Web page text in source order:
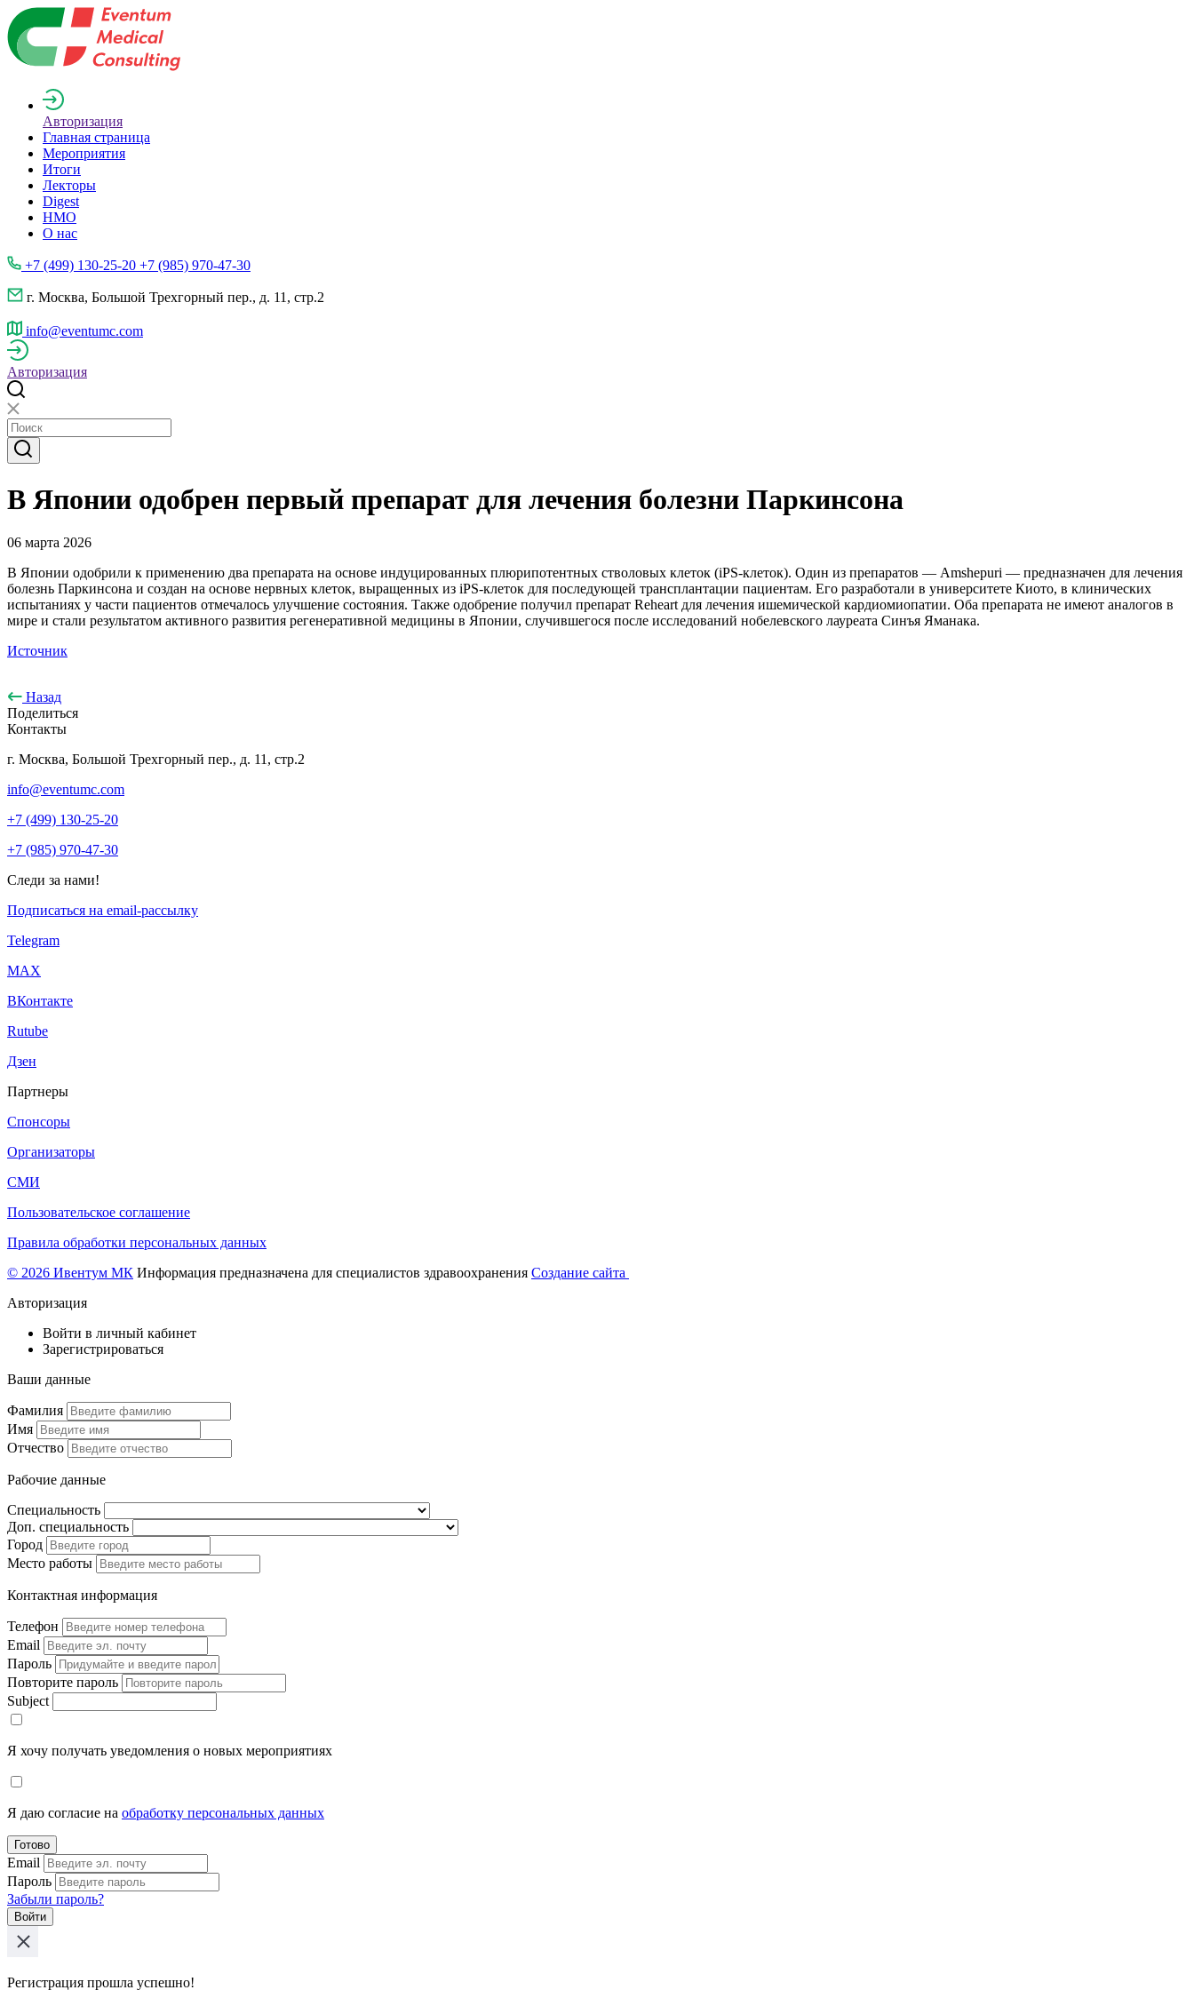
Авторизация
Главная страница
Мероприятия
Итоги
Лекторы
Digest
НМО
О нас
+7 (499) 130-25-20 +7 (985) 970-47-30
г. Москва, Большой Трехгорный пер., д. 11, стр.2
info@eventumc.com
Авторизация
В Японии одобрен первый препарат для лечения болезни Паркинсона
06 марта 2026
В Японии одобрили к применению два препарата на основе индуцированных плюрипотентных стволовых клеток (iPS-клеток). Один из препаратов — Amshepuri — предназначен для лечения
болезнь Паркинсона и создан на основе нервных клеток, выращенных из iPS-клеток для последующей трансплантации пациентам. Его разработали в университете Киото, в клинических
испытаниях у части пациентов отмечалось улучшение состояния. Также одобрение получил препарат Reheart для лечения ишемической кардиомиопатии. Оба препарата не имеют аналогов в
мире и стали результатом активного развития регенеративной медицины в Японии, случившегося после исследований нобелевского лауреата Синъя Яманака.
Источник
Назад
Поделиться
Контакты
г. Москва, Большой Трехгорный пер., д. 11, стр.2
info@eventumc.com
+7 (499) 130-25-20
+7 (985) 970-47-30
Следи за нами!
Подписаться на email-рассылку
Telegram
МАХ
ВКонтакте
Rutube
Дзен
Партнеры
Спонсоры
Организаторы
СМИ
Пользовательское соглашение
Правила обработки персональных данных
© 2026 Ивентум МК Информация предназначена для специалистов здравоохранения Создание сайта
Авторизация
Войти в личный кабинет
Зарегистрироваться
Ваши данные
Фамилия
Имя
Отчество
Рабочие данные
Специальность
Доп. специальность
Город
Место работы
Контактная информация
Телефон
Email
Пароль
Повторите пароль
Subject
Я хочу получать уведомления о новых мероприятиях
Я даю согласие на обработку персональных данных
Готово
Email
Пароль
Забыли пароль?
Войти
Регистрация прошла успешно!